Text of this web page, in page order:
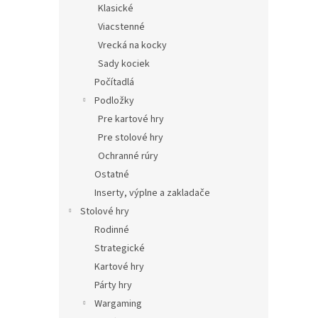
Klasické
Viacstenné
Vrecká na kocky
Sady kociek
Počítadlá
Podložky
Pre kartové hry
Pre stolové hry
Ochranné rúry
Ostatné
Inserty, výplne a zakladače
Stolové hry
Rodinné
Strategické
Kartové hry
Párty hry
Wargaming